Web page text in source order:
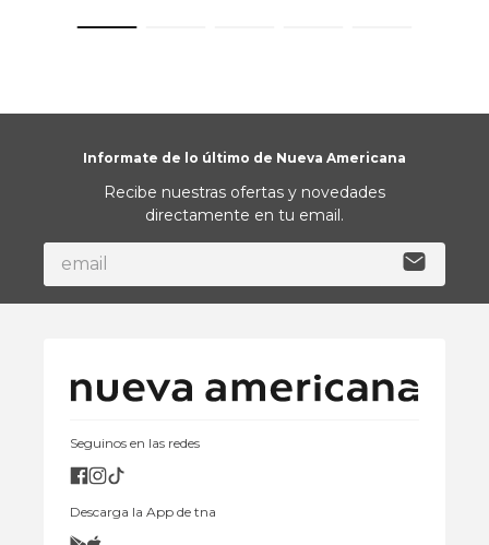
Informate de lo último de Nueva Americana
Recibe nuestras ofertas y novedades
directamente en tu email.
Seguinos en las redes
Descarga la App de tna